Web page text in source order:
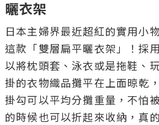
曬衣架
日本主婦界最近超紅的實用小
這款「雙層扁平曬衣架」！採
以將枕頭套、泳衣或是拖鞋、
掛的衣物織品攤平在上面晾乾
掛勾可以平均分攤重量，不怕
的時候也可以折起來收納，真